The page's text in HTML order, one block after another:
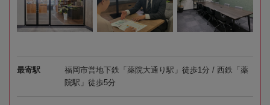
最寄駅
福岡市営地下鉄「薬院大通り駅」徒歩1分 / 西鉄「薬
院駅」徒歩5分